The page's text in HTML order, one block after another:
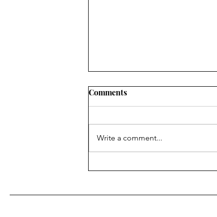
Comments
Write a comment...